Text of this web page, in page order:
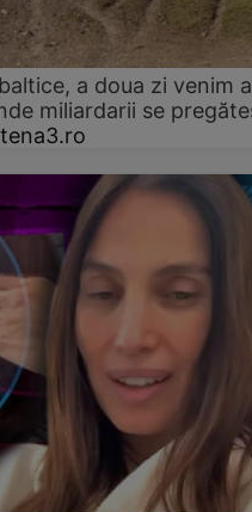
a doua zi venim
miliardarii se